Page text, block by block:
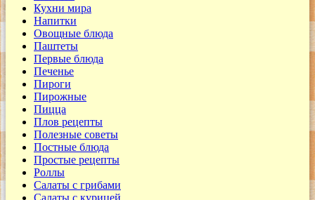
Кухни мира
Напитки
Овощные блюда
Паштеты
Первые блюда
Печенье
Пироги
Пирожные
Пицца
Плов рецепты
Полезные советы
Постные блюда
Простые рецепты
Роллы
Салаты с грибами
Салаты с курицей